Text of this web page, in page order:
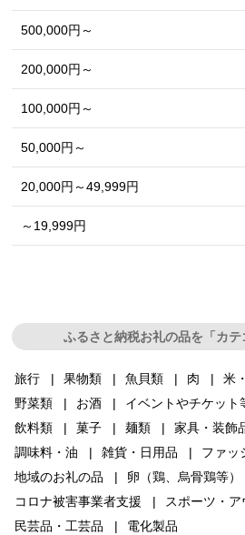
500,000円～
200,000円～
100,000円～
50,000円～
20,000円～49,999円
～19,999円
ふるさと納税お礼の品を「カ
旅行 果物類 魚貝類 肉 米
野菜類
お酒 イベントやチケット
飲料類
菓子 麺類 家具・装飾
調味料・油
雑貨・日用品 ファッ
地域のお礼の品
卵（鶏、烏骨鶏等）
コロナ被害事業者支援
スポーツ・ア
民芸品・工芸品
電化製品